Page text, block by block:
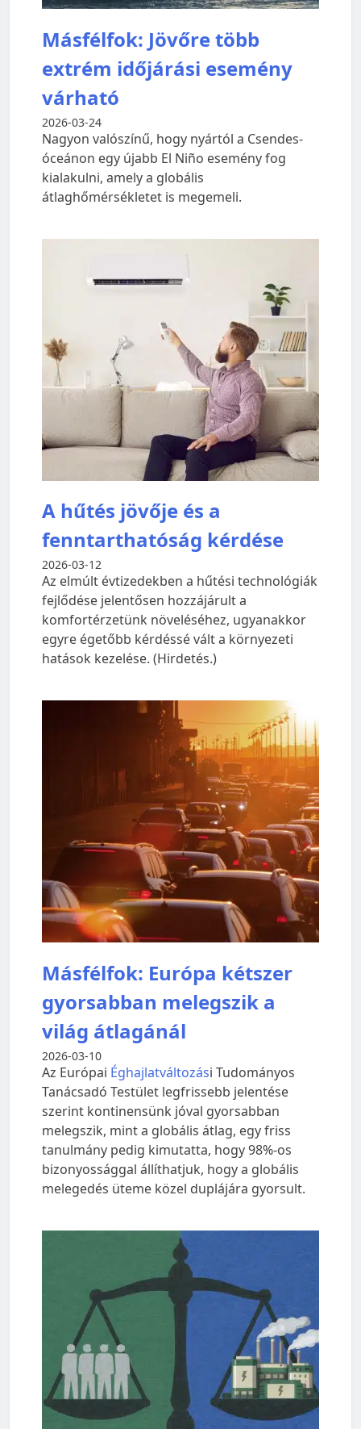
Másfélfok: Jövőre több
extrém időjárási esemény
várható
2026-03-24
Nagyon valószínű, hogy nyártól a Csendes-
óceánon egy újabb El Niño esemény fog
kialakulni, amely a globális
átlaghőmérsékletet is megemeli.
A hűtés jövője és a
fenntarthatóság kérdése
2026-03-12
Az elmúlt évtizedekben a hűtési technológiák
fejlődése jelentősen hozzájárult a
komfortérzetünk növeléséhez, ugyanakkor
egyre égetőbb kérdéssé vált a környezeti
hatások kezelése. (Hirdetés.)
Másfélfok: Európa kétszer
gyorsabban melegszik a
világ átlagánál
2026-03-10
Az Európai Éghajlatváltozási Tudományos
Tanácsadó Testület legfrissebb jelentése
szerint kontinensünk jóval gyorsabban
melegszik, mint a globális átlag, egy friss
tanulmány pedig kimutatta, hogy 98%-os
bizonyossággal állíthatjuk, hogy a globális
melegedés üteme közel duplájára gyorsult.